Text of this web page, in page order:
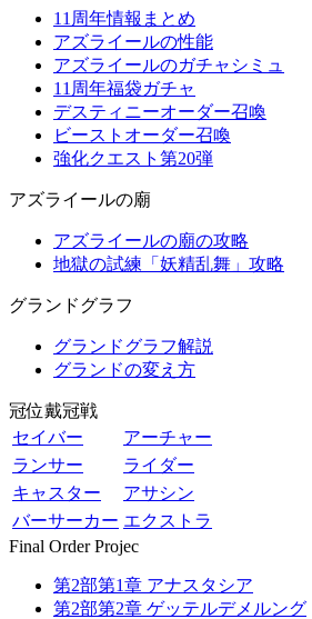
11周年情報まとめ
アズライールの性能
アズライールのガチャシミュ
11周年福袋ガチャ
デスティニーオーダー召喚
ビーストオーダー召喚
強化クエスト第20弾
アズライールの廟
アズライールの廟の攻略
地獄の試練「妖精乱舞」攻略
グランドグラフ
グランドグラフ解説
グランドの変え方
冠位戴冠戦
セイバー
アーチャー
ランサー
ライダー
キャスター
アサシン
バーサーカー エクストラ
Final Order Projec
第2部第1章 アナスタシア
第2部第2章 ゲッテルデメルング